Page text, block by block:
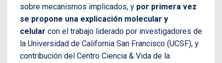
sobre mecanismos implicados, y por primera vez
se propone una explicación molecular y
celular con el trabajo liderado por investigadores de
la Universidad de California San Francisco (UCSF), y
contribución del Centro Ciencia & Vida de la